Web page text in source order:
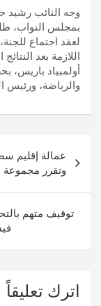
وجه النائب رشيد
بمجلس النواب،
لعقد اجتماع
اللازمة بعد
أولمبياد باريس،
والرياضة، ورئيس
المقالات
عمالة إقليم
وتقرر مجموعة
توقيف متهم
اترك تعليقاً